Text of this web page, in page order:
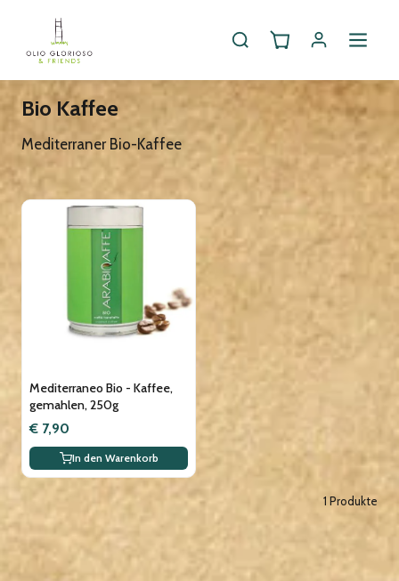
/
Bio Kaffee
Mediterraner Bio-Kaffee
Mediterraneo Bio - Kaffee,
gemahlen, 250g
€ 7,90
In den Warenkorb
1 Produkte